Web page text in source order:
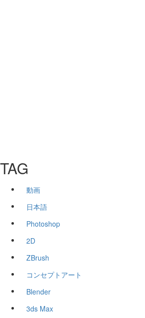
TAG
動画
日本語
Photoshop
2D
ZBrush
コンセプトアート
Blender
3ds Max